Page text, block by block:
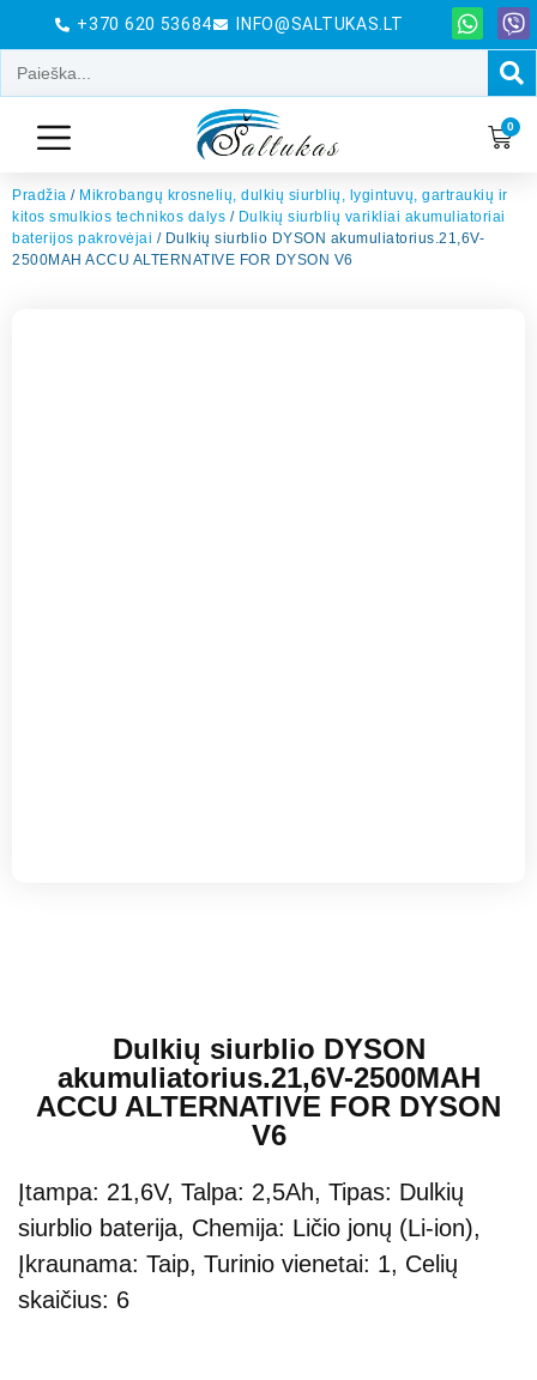
+370 620 53684 INFO@SALTUKAS.LT
0
Pradžia / Mikrobangų krosnelių, dulkių siurblių, lygintuvų, gartraukių ir
kitos smulkios technikos dalys / Dulkių siurblių varikliai akumuliatoriai
baterijos pakrovėjai / Dulkių siurblio DYSON akumuliatorius.21,6V-
2500MAH ACCU ALTERNATIVE FOR DYSON V6
Dulkių siurblio DYSON
akumuliatorius.21,6V-2500MAH
ACCU ALTERNATIVE FOR DYSON
V6
Įtampa: 21,6V, Talpa: 2,5Ah, Tipas: Dulkių
siurblio baterija, Chemija: Ličio jonų (Li-ion),
Įkraunama: Taip, Turinio vienetai: 1, Celių
skaičius: 6